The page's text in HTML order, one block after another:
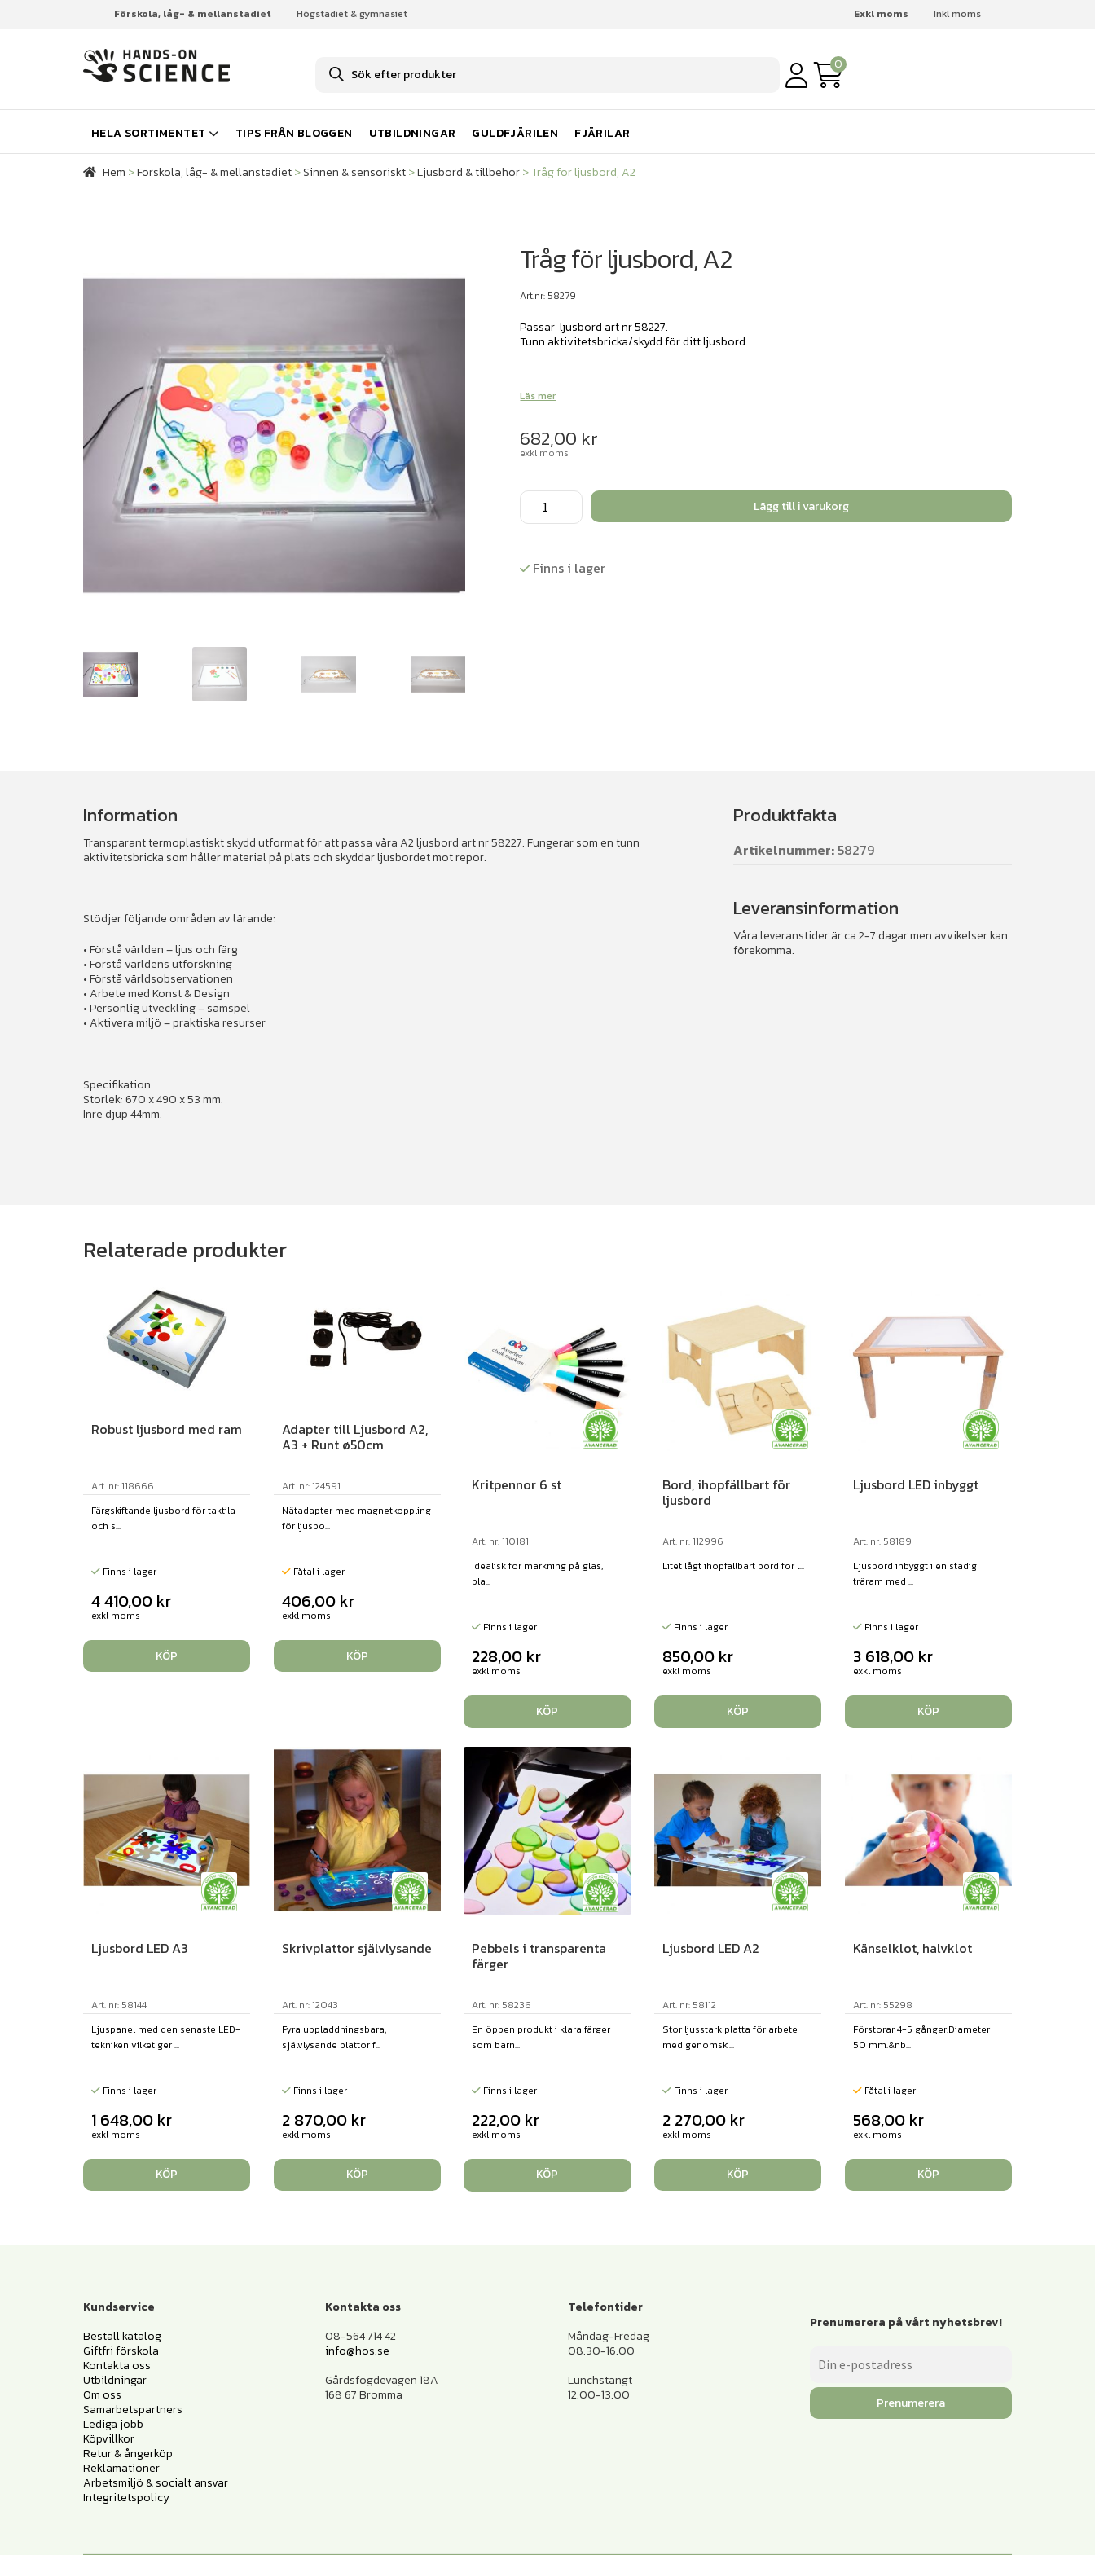
Förskola, låg- & mellanstadiet Högstadiet & gymnasiet Exkl moms Inkl moms
u
k
t
s
ö
k
0
HELA SORTIMENTET TIPS FRÅN BLOGGEN UTBILDNINGAR GULDFJÄRILEN FJÄRILAR
Hem Förskola, låg- & mellanstadiet Sinnen & sensoriskt
Hem >Förskola, låg- & mellanstadiet>Sinnen & sensoriskt>Ljusbord & tillbehör>Tråg för ljusbord, A2
Tråg för ljusbord, A2
Art.nr: 58279
Passar ljusbord art nr 58227.
Tunn aktivitetsbricka/skydd för ditt ljusbord.
Läs mer
682,00 kr
exkl moms
Tråg
för
A2
Lägg till i varukorg
Finns i lager
Information
Transparant termoplastiskt skydd utformat för att passa våra A2 ljusbord art nr 58227. Fungerar som en tunn
aktivitetsbricka som håller material på plats och skyddar ljusbordet mot repor.
Stödjer följande områden av lärande:
• Förstå världen – ljus och färg
• Förstå världens utforskning
• Förstå världsobservationen
• Arbete med Konst & Design
• Personlig utveckling – samspel
• Aktivera miljö – praktiska resurser
Specifikation
Storlek: 670 x 490 x 53 mm.
Inre djup 44mm.
Produktfakta
Artikelnummer: 58279
Leveransinformation
Våra leveranstider är ca 2-7 dagar men avvikelser kan
förekomma.
Relaterade produkter
Robust ljusbord med ram
Art. nr: 118666
Färgskiftande ljusbord för taktila
och s...
Finns i lager
4 410,00 kr
exkl moms
KÖP
Adapter till Ljusbord A2,
A3 + Runt ø50cm
Art. nr: 124591
Nätadapter med magnetkoppling
för ljusbo...
Fåtal i lager
406,00 kr
exkl moms
KÖP
Kritpennor 6 st
Art. nr: 110181
Idealisk för märkning på glas,
pla...
Finns i lager
228,00 kr
exkl moms
KÖP
Bord, ihopfällbart för
ljusbord
Art. nr: 112996
Litet lågt ihopfällbart bord för l...
Finns i lager
850,00 kr
exkl moms
KÖP
Ljusbord LED inbyggt
Art. nr: 58189
Ljusbord inbyggt i en stadig
träram med ...
Finns i lager
3 618,00 kr
exkl moms
KÖP
Ljusbord LED A3
Art. nr: 58144
Ljuspanel med den senaste LED-
tekniken vilket ger ...
Finns i lager
1 648,00 kr
exkl moms
KÖP
Skrivplattor självlysande
Art. nr: 12043
Fyra uppladdningsbara,
självlysande plattor f...
Finns i lager
2 870,00 kr
exkl moms
KÖP
Pebbels i transparenta
färger
Art. nr: 58236
En öppen produkt i klara färger
som barn...
Finns i lager
222,00 kr
exkl moms
KÖP
Ljusbord LED A2
Art. nr: 58112
Stor ljusstark platta för arbete
med genomski...
Finns i lager
2 270,00 kr
exkl moms
KÖP
Känselklot, halvklot
Art. nr: 55298
Förstorar 4-5 gånger.Diameter
50 mm.&nb...
Fåtal i lager
568,00 kr
exkl moms
KÖP
Kundservice
Beställ katalog
Giftfri förskola
Kontakta oss
Utbildningar
Om oss
Samarbetspartners
Lediga jobb
Köpvillkor
Retur & ångerköp
Reklamationer
Arbetsmiljö & socialt ansvar
Integritetspolicy
Kontakta oss
08-564 714 42
info@hos.se
Gårdsfogdevägen 18A
168 67 Bromma
Telefontider
Måndag-Fredag
08.30-16.00
Lunchstängt
12.00-13.00
Prenumerera på vårt nyhetsbrev!
Prenumerera